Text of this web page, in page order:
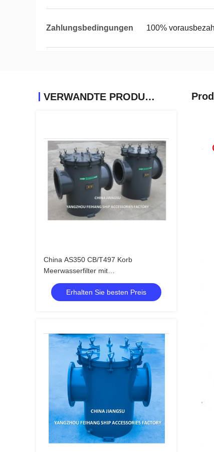
Zahlungsbedingungen 100%
VERWANDTE PRODUKTE
China AS350 CB/T497 Korb
Meerwasserfilter mit
Gummiverkleidung Lieferant - Feihang
Marine
Erhalten Sie besten Preis